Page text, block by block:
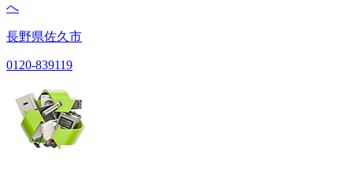
へ
長野県佐久市
0120-839119